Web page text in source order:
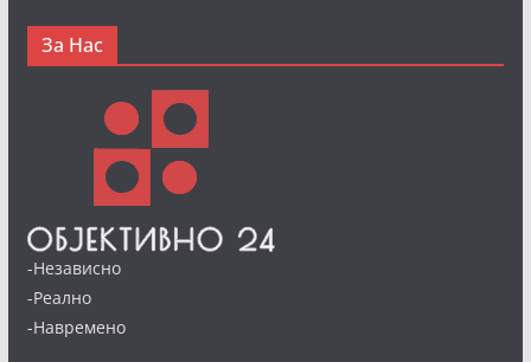
За Нас
-Независно
-Реално
-Навремено